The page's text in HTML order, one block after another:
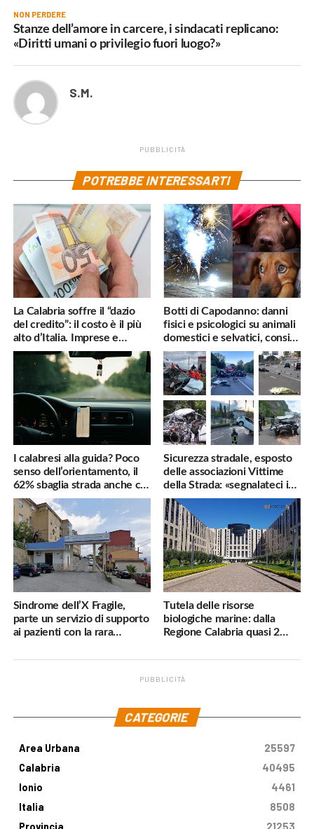
NON PERDERE
Stanze dell’amore in carcere, i sindacati replicano:
«Diritti umani o privilegio fuori luogo?»
S.M.
PUBBLICITÀ
POTREBBE INTERESSARTI
La Calabria soffre il “dazio
del credito”: il costo è il più
alto d’Italia. Imprese e
famiglie penalizzate
Botti di Capodanno: danni
fisici e psicologici su animali
domestici e selvatici, consigli
utili
I calabresi alla guida? Poco
senso dell’orientamento, il
62% sbaglia strada anche col
navigatore
Sicurezza stradale, esposto
delle associazioni Vittime
della Strada: «segnalateci i
pericoli, interverremo
subito»
Sindrome dell’X Fragile,
parte un servizio di supporto
ai pazienti con la rara
Tutela delle risorse
biologiche marine: dalla
Regione Calabria quasi 2
PUBBLICITÀ
CATEGORIE
Area Urbana
25597
Calabria
40495
Ionio
4461
Italia
8508